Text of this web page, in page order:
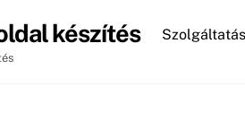
készítés